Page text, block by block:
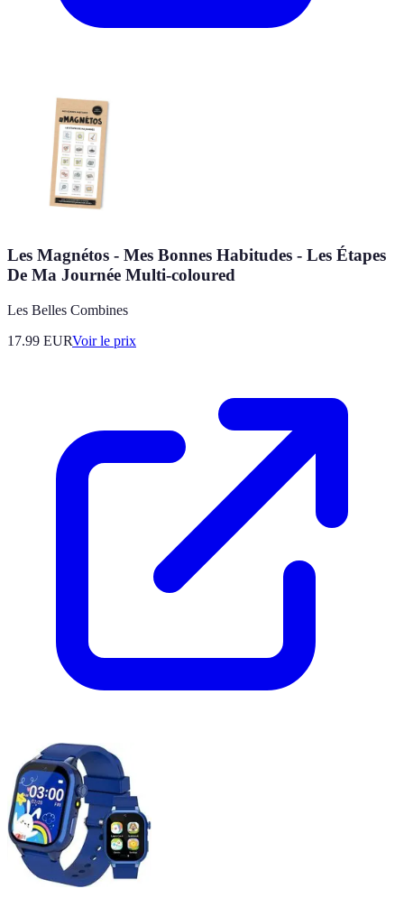
Les Magnétos - Mes Bonnes Habitudes - Les Étapes
De Ma Journée Multi-coloured
Les Belles Combines
17.99 EURVoir le prix